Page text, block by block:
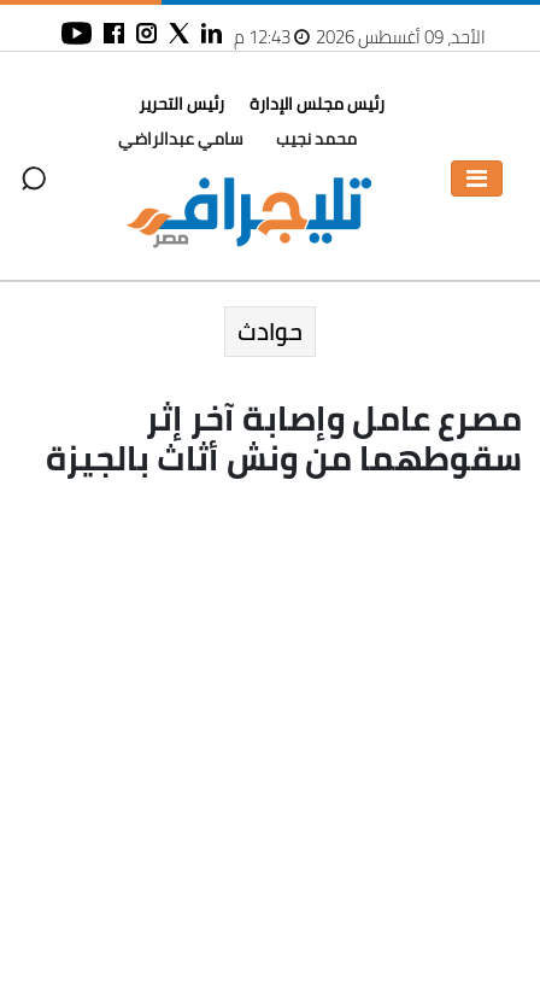
الأحد، 09 أغسطس 2026 12:43 م
رئيس مجلس الإدارة
محمد نجيب
رئيس التحرير
سامي عبدالراضي
حوادث
مصرع عامل وإصابة آخر إثر
سقوطهما من ونش أثاث بالجيزة